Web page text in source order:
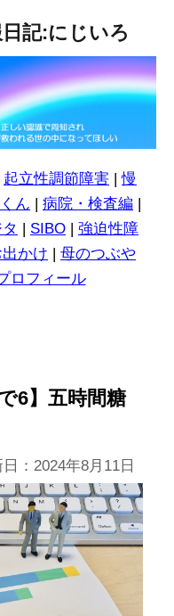
記:にじいろ
起立性調節障害 |慢
ん | 病院・検査編 |
| SIBO | 強迫性障
出かけ | 母のつぶや
ロフィール
6】五時間糖
： 2024年8月11日